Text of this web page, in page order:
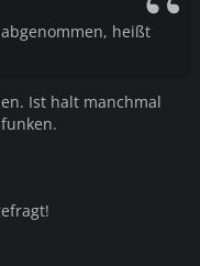
heißt
Ist halt manchmal